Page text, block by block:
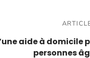
aide à domicile
personnes